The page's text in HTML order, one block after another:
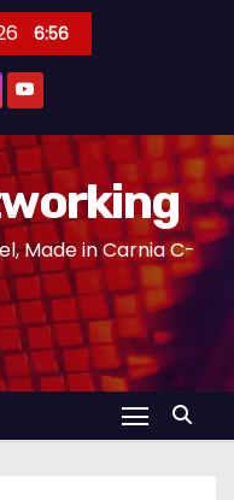
6:56
Made in Carnia C-